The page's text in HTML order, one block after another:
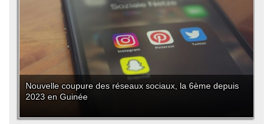
Nouvelle coupure des réseaux sociaux, la 6ème depuis
2023 en Guinée